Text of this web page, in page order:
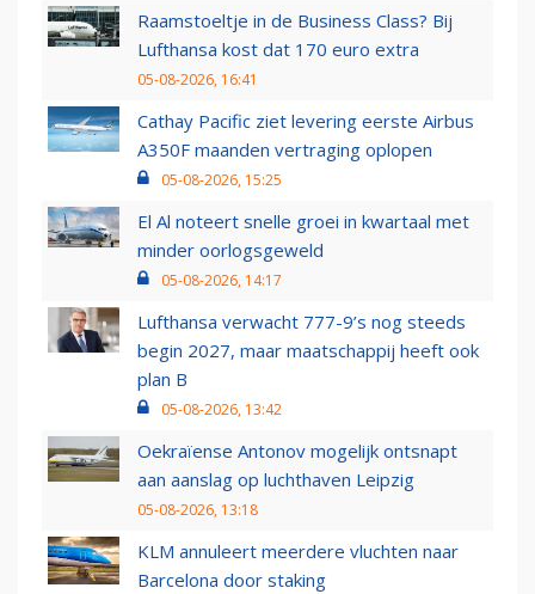
Raamstoeltje in de Business Class? Bij
Lufthansa kost dat 170 euro extra
05-08-2026, 16:41
Cathay Pacific ziet levering eerste Airbus
A350F maanden vertraging oplopen
05-08-2026, 15:25
El Al noteert snelle groei in kwartaal met
minder oorlogsgeweld
05-08-2026, 14:17
Lufthansa verwacht 777-9’s nog steeds
begin 2027, maar maatschappij heeft ook
plan B
05-08-2026, 13:42
Oekraïense Antonov mogelijk ontsnapt
aan aanslag op luchthaven Leipzig
05-08-2026, 13:18
KLM annuleert meerdere vluchten naar
Barcelona door staking